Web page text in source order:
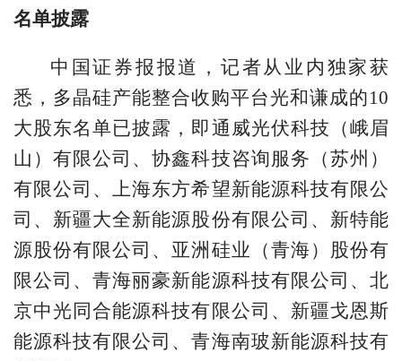
名单披露
中国证券报报道，记者从业内独家获
悉，多晶硅产能整合收购平台光和谦成的10
大股东名单已披露，即通威光伏科技（峨眉
山）有限公司、协鑫科技咨询服务（苏州）
有限公司、上海东方希望新能源科技有限公
司、新疆大全新能源股份有限公司、新特能
源股份有限公司、亚洲硅业（青海）股份有
限公司、青海丽豪新能源科技有限公司、北
京中光同合能源科技有限公司、新疆戈恩斯
能源科技有限公司、青海南玻新能源科技有